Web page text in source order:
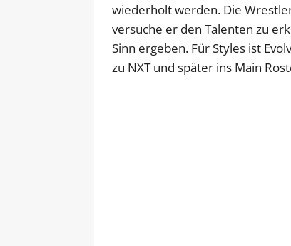
wiederholt werden. Die
versuche er den Talenten zu
Sinn ergeben. Für Styles ist
zu NXT und später ins Main